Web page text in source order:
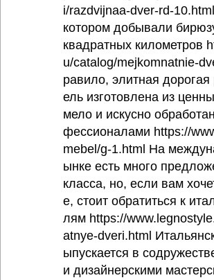
i/razdvijnaa-dver-rd-
котором добывали
квадратных километров
u/catalog/mejkomnatnie-
равило, элитная
ель изготовлена из
мело и искусно
фессионалами https://
mebel/g-1.html На
ынке есть много
класса, но, если вам
е, стоит обратиться к
лям https://
atnye-dveri.html
ыпускается в
и дизайнерскими